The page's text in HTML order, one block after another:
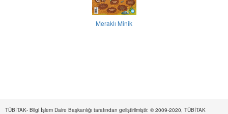
Meraklı Minik
TÜBİTAK- Bilgi İşlem Daire Başkanlığı tarafından geliştirilmiştir. © 2009-2020, TÜBİTAK